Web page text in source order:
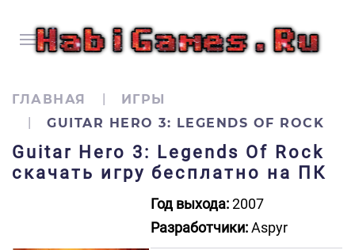
ГЛАВНАЯ
ИГРЫ
GUITAR HERO 3: LEGENDS OF ROCK
Guitar Hero 3: Legends Of Rock
скачать игру бесплатно на ПК
Год выхода:2007
Разработчики:Aspyr